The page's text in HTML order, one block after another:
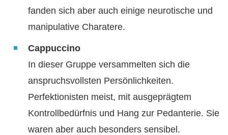
fanden sich aber auch einige neurotische und
manipulative Charatere.
Cappuccino
In dieser Gruppe versammelten sich die
anspruchsvollsten Persönlichkeiten.
Perfektionisten meist, mit ausgeprägtem
Kontrollbedürfnis und Hang zur Pedanterie. Sie
waren aber auch besonders sensibel.